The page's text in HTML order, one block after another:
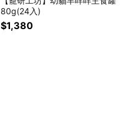
80g(24入)
$1,380